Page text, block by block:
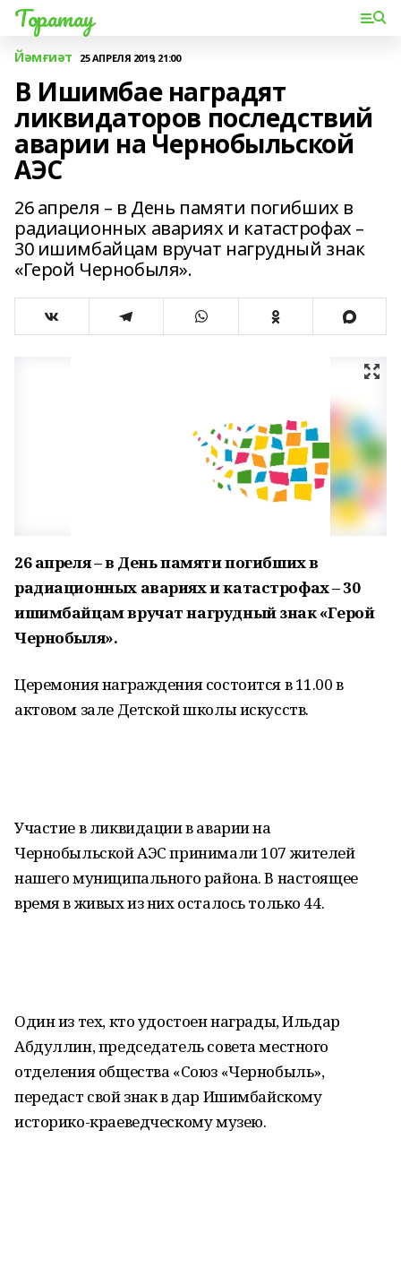
Торатау
Йәмғиәт 25 АПРЕЛЯ 2019, 21:00
В Ишимбае наградят
ликвидаторов последствий
аварии на Чернобыльской
АЭС
26 апреля – в День памяти погибших в
радиационных авариях и катастрофах –
30 ишимбайцам вручат нагрудный знак
«Герой Чернобыля».
26 апреля – в День памяти погибших в
радиационных авариях и катастрофах – 30
ишимбайцам вручат нагрудный знак «Герой
Чернобыля».
Церемония награждения состоится в 11.00 в
актовом зале Детской школы искусств.
Участие в ликвидации в аварии на
Чернобыльской АЭС принимали 107 жителей
нашего муниципального района. В настоящее
время в живых из них осталось только 44.
Один из тех, кто удостоен награды, Ильдар
Абдуллин, председатель совета местного
отделения общества «Союз «Чернобыль»,
передаст свой знак в дар Ишимбайскому
историко-краеведческому музею.